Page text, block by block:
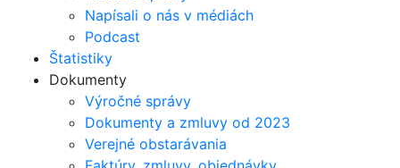
Napísali o nás v médiách
Podcast
Štatistiky
Dokumenty
Výročné správy
Dokumenty a zmluvy od 2023
Verejné obstarávania